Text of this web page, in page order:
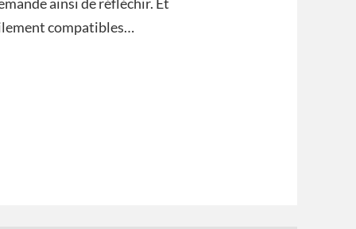
ainsi de réfléchir. Et
compatibles…